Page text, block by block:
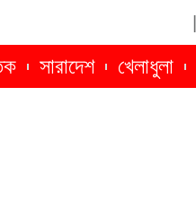
সারাদেশ খেলাধুলা